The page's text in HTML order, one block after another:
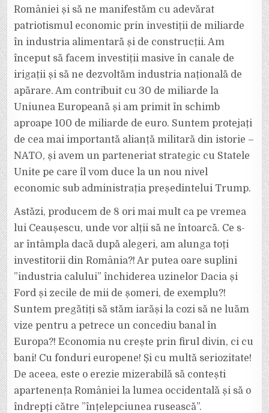
României și să ne manifestăm cu adevărat
patriotismul economic prin investiții de miliarde
în industria alimentară și de construcții. Am
început să facem investiții masive în canale de
irigații și să ne dezvoltăm industria națională de
apărare. Am contribuit cu 30 de miliarde la
Uniunea Europeană și am primit în schimb
aproape 100 de miliarde de euro. Suntem protejați
de cea mai importantă alianță militară din istorie –
NATO, și avem un parteneriat strategic cu Statele
Unite pe care îl vom duce la un nou nivel
economic sub administrația președintelui Trump.
Astăzi, producem de 8 ori mai mult ca pe vremea
lui Ceaușescu, unde vor alții să ne întoarcă. Ce s-
ar întâmpla dacă după alegeri, am alunga toți
investitorii din România?! Ar putea oare suplini
”industria calului” închiderea uzinelor Dacia și
Ford și zecile de mii de șomeri, de exemplu?!
Suntem pregătiți să stăm iarăși la cozi să ne luăm
vize pentru a petrece un concediu banal în
Europa?! Economia nu crește prin firul divin, ci cu
bani! Cu fonduri europene! Și cu multă seriozitate!
De aceea, este o erezie mizerabilă să contești
apartenența României la lumea occidentală și să o
îndrepți către ”înțelepciunea rusească”.